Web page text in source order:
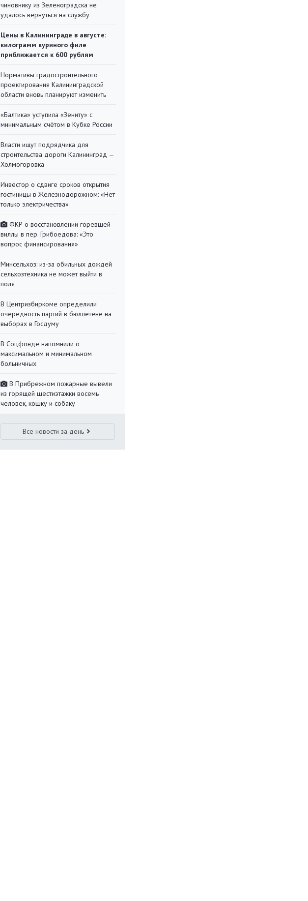
чиновнику из Зеленоградска не
удалось вернуться на службу
Цены в Калининграде в августе:
килограмм куриного филе
приближается к 600 рублям
Нормативы градостроительного
проектирования Калининградской
области вновь планируют изменить
«Балтика» уступила «Зениту» с
минимальным счётом в Кубке России
Власти ищут подрядчика для
строительства дороги Калининград —
Холмогоровка
Инвестор о сдвиге сроков открытия
гостиницы в Железнодорожном: «Нет
только электричества»
ФКР о восстановлении горевшей
виллы в пер. Грибоедова: «Это
вопрос финансирования»
Минсельхоз: из-за обильных дождей
сельхозтехника не может выйти в
поля
В Центризбиркоме определили
очередность партий в бюллетене на
выборах в Госдуму
В Соцфонде напомнили о
максимальном и минимальном
больничных
В Прибрежном пожарные вывели
из горящей шестиэтажки восемь
человек, кошку и собаку
Все новости за день